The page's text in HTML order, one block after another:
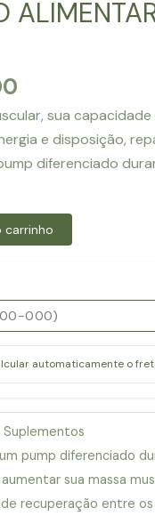
preço
atual
é:
sua
e disposição,
diferenciado
carrinho
automaticamente o
Suplementos
pump diferenciado
aumentar sua massa
recuperação entre